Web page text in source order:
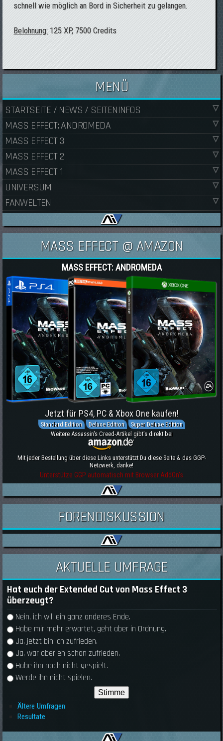
schnell wie möglich an Bord in Sicherheit zu gelangen.
Belohnung:125 XP, 7500 Credits
MENÜ
STARTSEITE / NEWS / SEITENINFOS
MASS EFFECT: ANDROMEDA
MASS EFFECT 3
MASS EFFECT 2
MASS EFFECT 1
UNIVERSUM
FANWELTEN
MASS EFFECT @ AMAZON
MASS EFFECT: ANDROMEDA
Jetzt für PS4, PC & Xbox One kaufen!
Standard Edition Deluxe Edition
Super Deluxe Edition
Weitere Assassin's Creed-Artikel gibt's direkt bei
Mit jeder Bestellung über diese Links unterstützt Du diese Seite & das GGP-
Netzwerk, danke!
Unterstütze GGP automatisch mit Browser AddOn's
FORENDISKUSSION
AKTUELLE UMFRAGE
Hat euch der Extended Cut von Mass Effect 3
überzeugt?
Auswahlmöglichkeiten
Nein, ich will ein ganz anderes Ende.
Habe mir mehr erwartet, geht aber in Ordnung.
Ja, jetzt bin ich zufrieden.
Ja, war aber eh schon zufrieden.
Habe ihn noch nicht gespielt.
Werde ihn nicht spielen.
Ältere Umfragen
Resultate